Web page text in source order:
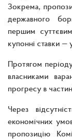
Зокрема,
державного
першим
купонні ставки —
Протягом
власниками
прогресу в
Через
економічних
пропозицію